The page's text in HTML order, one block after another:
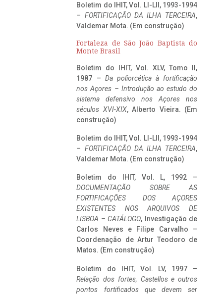
Boletim do IHIT, Vol. LI-LII, 1993-1994
– FORTIFICAÇÃO DA ILHA TERCEIRA,
Valdemar Mota. (Em construção)
Fortaleza de São João Baptista do
Monte Brasil
Boletim do IHIT, Vol. XLV, Tomo II,
1987 – Da poliorcética à fortificação
nos Açores – Introdução ao estudo do
sistema defensivo nos Açores nos
séculos XVI-XIX, Alberto Vieira. (Em
construção)
Boletim do IHIT, Vol. LI-LII, 1993-1994
– FORTIFICAÇÃO DA ILHA TERCEIRA,
Valdemar Mota. (Em construção)
Boletim do IHIT, Vol. L, 1992 –
DOCUMENTAÇÃO SOBRE AS
FORTIFICAÇÕES DOS AÇORES
EXISTENTES NOS ARQUIVOS DE
LISBOA – CATÁLOGO, Investigação de
Carlos Neves e Filipe Carvalho –
Coordenação de Artur Teodoro de
Matos. (Em construção)
Boletim do IHIT, Vol. LV, 1997 –
Relação dos fortes, Castellos e outros
pontos fortificados que devem ser